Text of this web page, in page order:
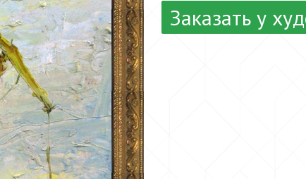
Заказать у